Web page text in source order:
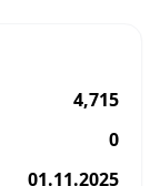
4,715
0
01.11.2025